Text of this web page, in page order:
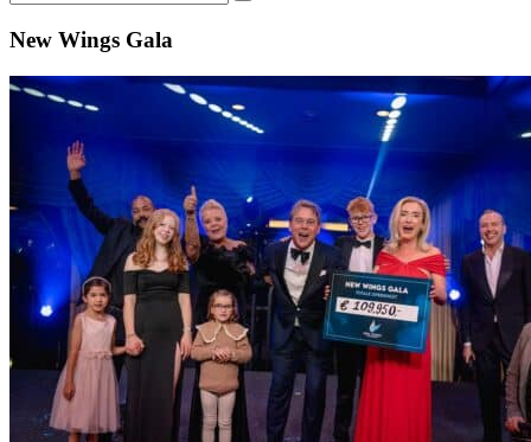
New Wings Gala